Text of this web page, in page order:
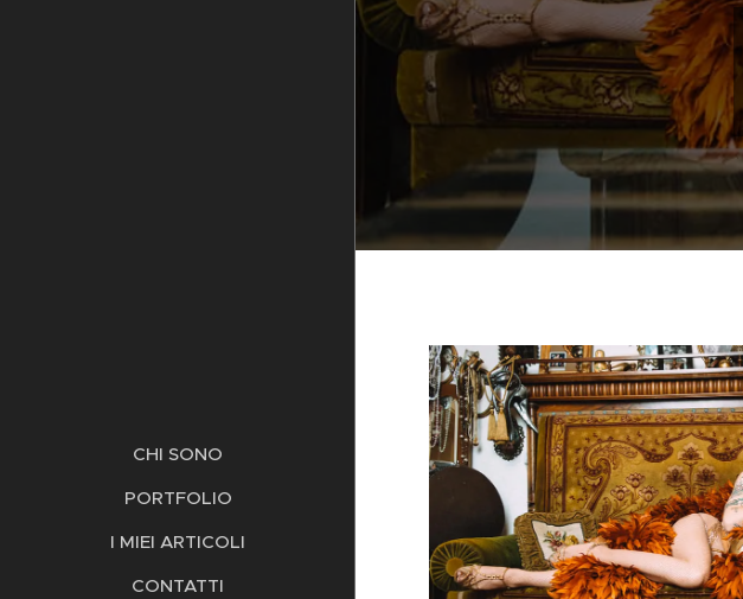
CHI SONO
PORTFOLIO
I MIEI ARTICOLI
CONTATTI